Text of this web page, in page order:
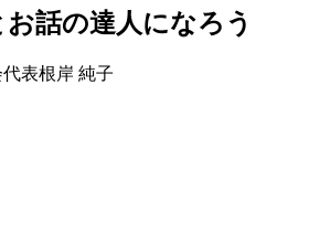
話の達人になろう
表根岸 純子